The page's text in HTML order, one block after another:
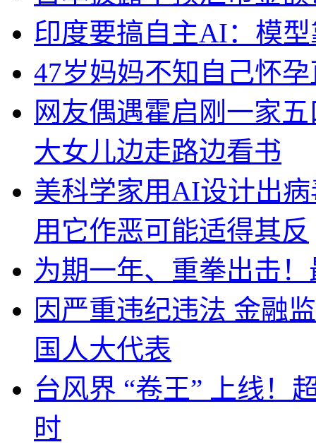
印度要搞自主AI：模
47岁妈妈不知自己怀
网友偶遇霍启刚一家
大女儿边走路边看书
美科学家用AI设计出
用它作恶可能适得其反
为期一年、重拳出击
因严重违纪违法 金融
国人大代表
台风界 “卷王” 上线！
时